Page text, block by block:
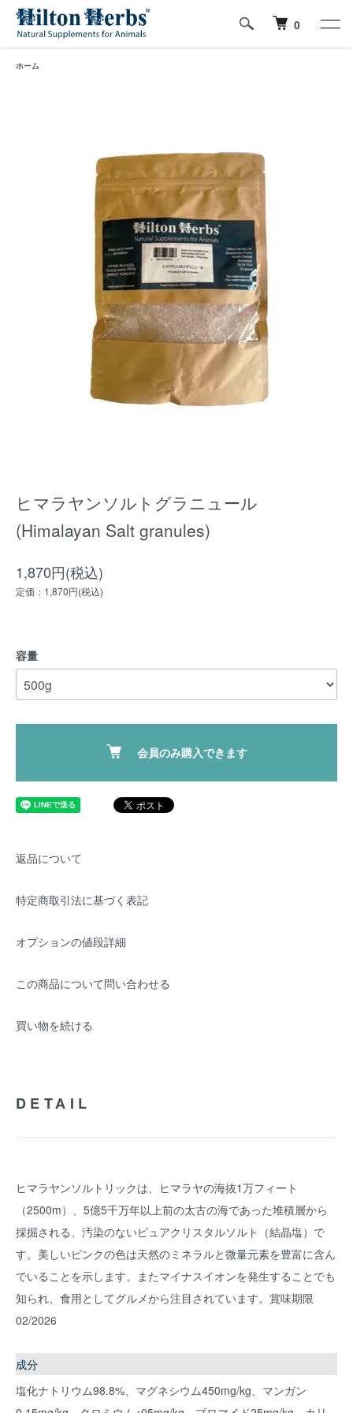
0
ホーム
ヒマラヤンソルトグラニュール
(Himalayan Salt granules)
1,870円(税込)
定価：1,870円(税込)
容量
会員のみ購入できます
返品について
特定商取引法に基づく表記
オプションの値段詳細
この商品について問い合わせる
買い物を続ける
DETAIL
ヒマラヤンソルトリックは、ヒマラヤの海抜1万フィート
（2500m）、5億5千万年以上前の太古の海であった堆積層から
採掘される、汚染のないピュアクリスタルソルト（結晶塩）で
す。美しいピンクの色は天然のミネラルと微量元素を豊富に含ん
でいることを示します。またマイナスイオンを発生することでも
知られ、食用としてグルメから注目されています。賞味期限
02/2026
成分
塩化ナトリウム98.8%、マグネシウム450mg/kg、マンガン